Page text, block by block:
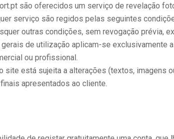
são oferecidos um serviço de revelação
serviço são regidos pelas seguintes
outras condições, sem revogação prévia,
de utilização aplicam-se
ou profissional.
site está sujeita a alterações (textos,
apresentados ao cliente.